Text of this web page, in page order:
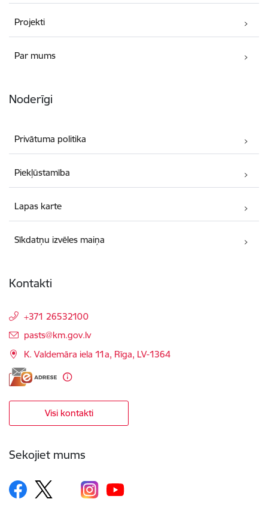
Projekti
Par mums
Noderīgi
Privātuma politika
Piekļūstamība
Lapas karte
Sīkdatņu izvēles maiņa
Kontakti
+371 26532100
E-pasts:
pasts@km.gov.lv
K. Valdemāra iela 11a, Rīga, LV-1364
Visi kontakti
Sekojiet mums